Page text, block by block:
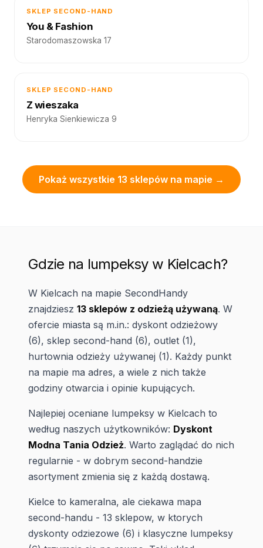
SKLEP SECOND-HAND
You & Fashion
Starodomaszowska 17
SKLEP SECOND-HAND
Z wieszaka
Henryka Sienkiewicza 9
Pokaż wszystkie 13 sklepów na mapie →
Gdzie na lumpeksy w Kielcach?
W Kielcach na mapie SecondHandy
znajdziesz 13 sklepów z odzieżą używaną. W
ofercie miasta są m.in.: dyskont odzieżowy
(6), sklep second-hand (6), outlet (1),
hurtownia odzieży używanej (1). Każdy punkt
na mapie ma adres, a wiele z nich także
godziny otwarcia i opinie kupujących.
Najlepiej oceniane lumpeksy w Kielcach to
według naszych użytkowników: Dyskont
Modna Tania Odzież. Warto zaglądać do nich
regularnie - w dobrym second-handzie
asortyment zmienia się z każdą dostawą.
Kielce to kameralna, ale ciekawa mapa
second-handu - 13 sklepow, w ktorych
dyskonty odziezowe (6) i klasyczne lumpeksy